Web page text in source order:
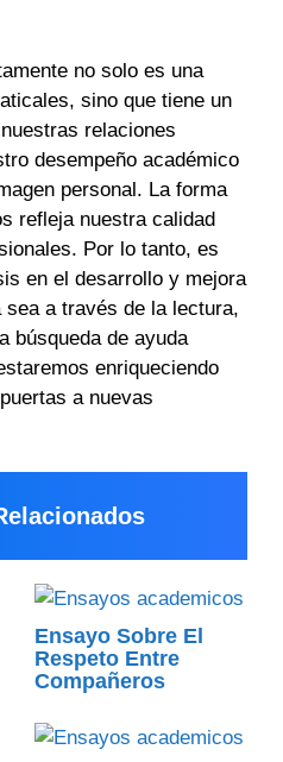
no solo es una
sino que tiene un
relaciones
desempeño académico
personal. La forma
refleja nuestra calidad
Por lo tanto, es
en el desarrollo y mejora
a través de la lectura,
búsqueda de ayuda
enriqueciendo
a nuevas
Ensayo Sobre El
Respeto Entre
Compañeros